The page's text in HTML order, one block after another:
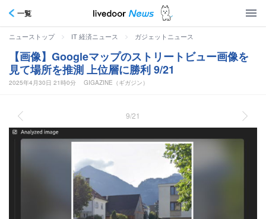
一覧
ニューストップ > IT 経済ニュース > ガジェットニュース
【画像】Googleマップのストリートビュー画像を
見て場所を推測 上位層に勝利 9/21
2025年4月30日 21時0分 GIGAZINE（ギガジン）
9/21